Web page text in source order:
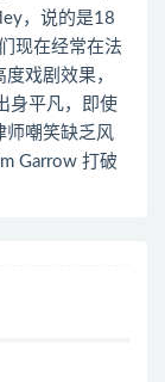
，说的是18
现在经常在法
戏剧效果，
身平凡，即使
师嘲笑缺乏风
Garrow 打破